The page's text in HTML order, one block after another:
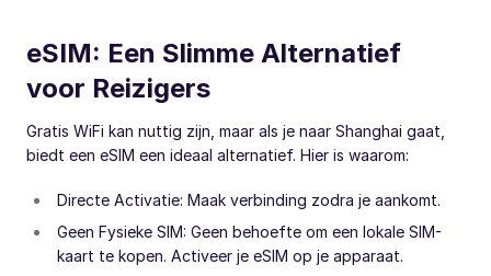
eSIM: Een Slimme Alternatief
voor Reizigers
Gratis WiFi kan nuttig zijn, maar als je naar Shanghai gaat,
biedt een eSIM een ideaal alternatief. Hier is waarom:
Directe Activatie: Maak verbinding zodra je aankomt.
Geen Fysieke SIM: Geen behoefte om een lokale SIM-
kaart te kopen. Activeer je eSIM op je apparaat.